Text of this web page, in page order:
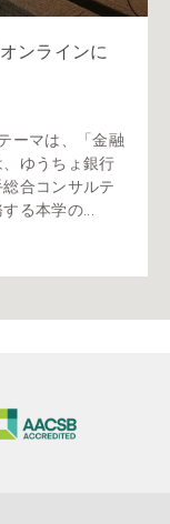
ンラインに
ーマは、「金融
ゆうちょ銀行
合コンサルテ
る本学の...